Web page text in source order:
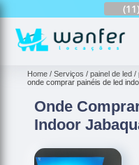
(11)
Home Serviços painel de led
onde comprar painéis de led
Onde
Indoor